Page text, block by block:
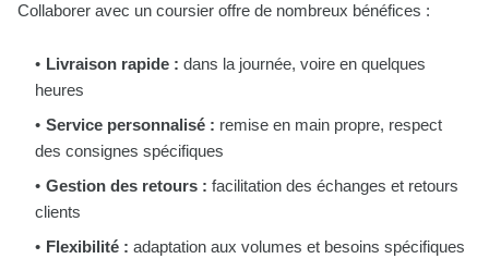
Collaborer avec un coursier offre de nombreux bénéfices :
Livraison rapide : dans la journée, voire en quelques
heures
Service personnalisé : remise en main propre, respect
des consignes spécifiques
Gestion des retours : facilitation des échanges et retours
clients
Flexibilité : adaptation aux volumes et besoins spécifiques